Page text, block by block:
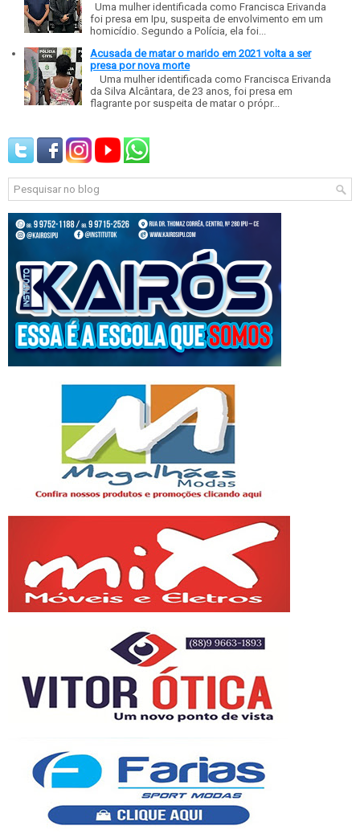
Uma mulher identificada como Francisca Erivanda
foi presa em Ipu, suspeita de envolvimento em um
homicídio. Segundo a Polícia, ela foi...
Acusada de matar o marido em 2021 volta a ser
presa por nova morte
Uma mulher identificada como Francisca Erivanda
da Silva Alcântara, de 23 anos, foi presa em
flagrante por suspeita de matar o própr...